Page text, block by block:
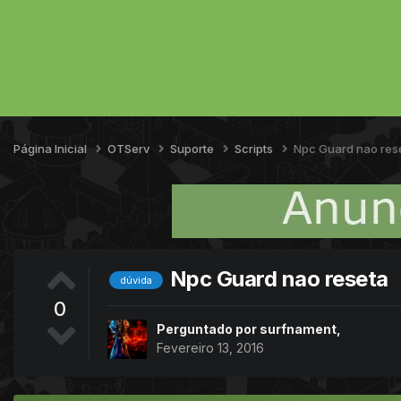
Página Inicial OTServ Suporte Scripts Npc Guard nao
0
dúvida Npc Guard nao reseta
Perguntado por surfnament
Fevereiro 13, 2016